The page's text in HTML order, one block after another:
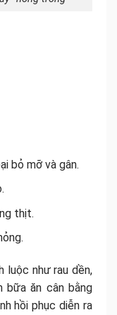
bỏ mỡ và gân.
thịt.
luộc như rau dền,
bữa ăn cân bằng
hồi phục diễn ra